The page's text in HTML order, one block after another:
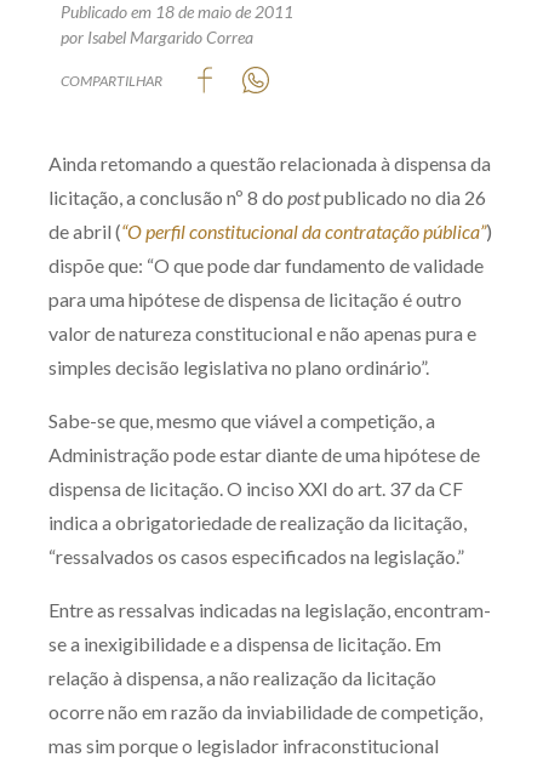
Política de Privacidade
Guia de Direitos dos Titulares de Dados
Encarregado (contato)
Produtos e serviços
Zênite Fácil IA
Zênite Play
Orientação por Escrito
Capacitação
Zênite Online
Eventos presenciais
Diferenciais
Receba por RSS
Publicado em 18 de maio de 2011
por Isabel Margarido Correa
COMPARTILHAR
Ainda retomando a questão relacionada à dispensa da
licitação, a conclusão nº 8 do postpublicado no dia 26
de abril (“O perfil constitucional da contratação pública”)
dispõe que: “O que pode dar fundamento de validade
para uma hipótese de dispensa de licitação é outro
valor de natureza constitucional e não apenas pura e
simples decisão legislativa no plano ordinário”.
Sabe-se que, mesmo que viável a competição, a
Administração pode estar diante de uma hipótese de
dispensa de licitação. O inciso XXI do art. 37 da CF
indica a obrigatoriedade de realização da licitação,
“ressalvados os casos especificados na legislação.”
Entre as ressalvas indicadas na legislação, encontram-
se a inexigibilidade e a dispensa de licitação. Em
relação à dispensa, a não realização da licitação
ocorre não em razão da inviabilidade de competição,
mas sim porque o legislador infraconstitucional